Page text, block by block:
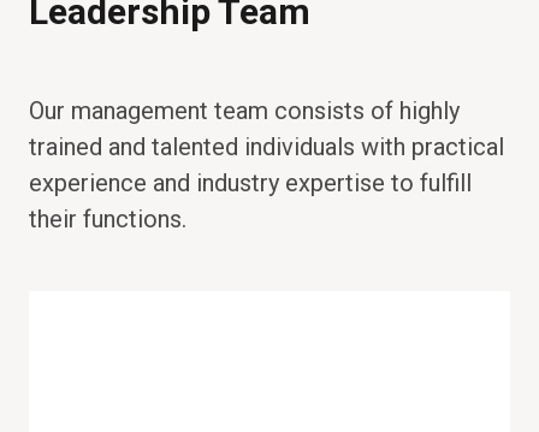
Leadership Team
Our management team consists of highly
trained and talented individuals with practical
experience and industry expertise to fulfill
their functions.